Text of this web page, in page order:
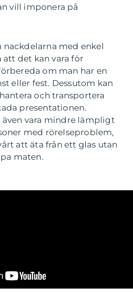
vill imponera på
nackdelarna med enkel
att det kan vara för
om man har en
eller fest. Dessutom kan
och transportera
presentationen.
även vara mindre lämpligt
med rörelseproblem,
att äta från ett glas utan
maten.